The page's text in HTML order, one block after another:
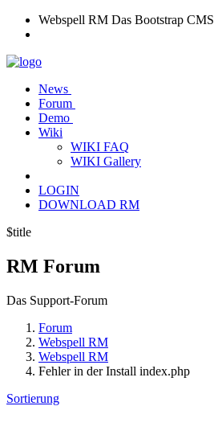
Webspell RM Das Bootstrap CMS
News
Forum
Demo
Wiki
WIKI FAQ
WIKI Gallery
LOGIN
DOWNLOAD RM
$title
RM Forum
Das Support-Forum
Forum
Webspell RM
Webspell RM
Fehler in der Install index.php
Sortierung